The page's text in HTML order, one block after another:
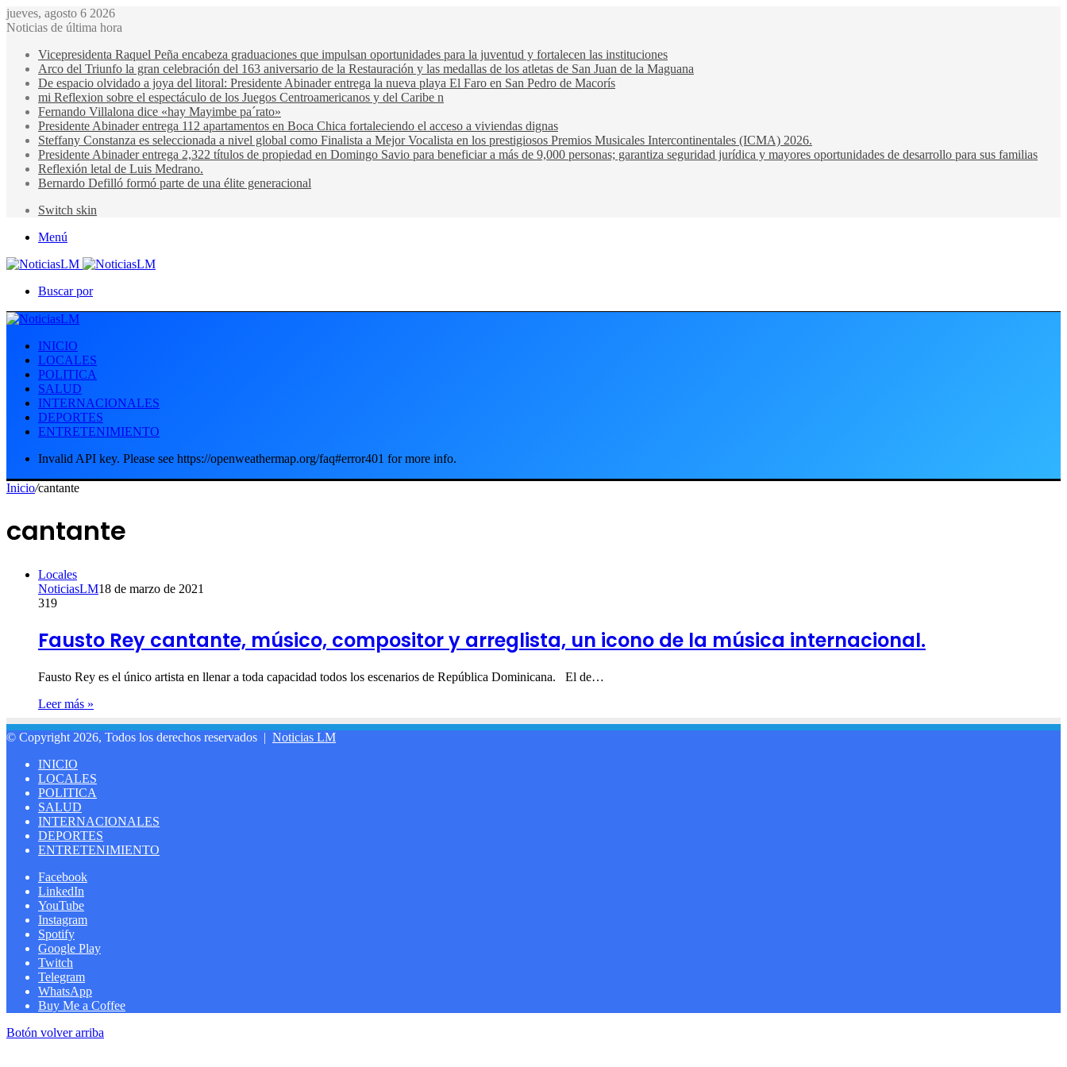
jueves, agosto 6 2026
Noticias de última hora
Vicepresidenta Raquel Peña encabeza graduaciones que impulsan oportunidades para la juventud y fortalecen las instituciones
Arco del Triunfo la gran celebración del 163 aniversario de la Restauración y las medallas de los atletas de San Juan de la Maguana
De espacio olvidado a joya del litoral: Presidente Abinader entrega la nueva playa El Faro en San Pedro de Macorís
mi Reflexion sobre el espectáculo de los Juegos Centroamericanos y del Caribe n
Fernando Villalona dice «hay Mayimbe pa´rato»
Presidente Abinader entrega 112 apartamentos en Boca Chica fortaleciendo el acceso a viviendas dignas
Steffany Constanza es seleccionada a nivel global como Finalista a Mejor Vocalista en los prestigiosos Premios Musicales Intercontinentales (ICMA) 2026.
Presidente Abinader entrega 2,322 títulos de propiedad en Domingo Savio para beneficiar a más de 9,000 personas; garantiza seguridad jurídica y mayores oportunidades de desarrollo para sus familias
Reflexión letal de Luis Medrano.
Bernardo Defilló formó parte de una élite generacional
Switch skin
Menú
Buscar por
INICIO
LOCALES
POLITICA
SALUD
INTERNACIONALES
DEPORTES
ENTRETENIMIENTO
Invalid API key. Please see https://openweathermap.org/faq#error401 for more info.
Inicio/cantante
cantante
Locales
NoticiasLM18 de marzo de 2021
319
Fausto Rey cantante, músico, compositor y arreglista, un icono de la música internacional.
Fausto Rey es el único artista en llenar a toda capacidad todos los escenarios de República Dominicana. El de…
Leer más »
© Copyright 2026, Todos los derechos reservados | Noticias LM
INICIO
LOCALES
POLITICA
SALUD
INTERNACIONALES
DEPORTES
ENTRETENIMIENTO
Facebook
LinkedIn
YouTube
Instagram
Spotify
Google Play
Twitch
Telegram
WhatsApp
Buy Me a Coffee
Botón volver arriba